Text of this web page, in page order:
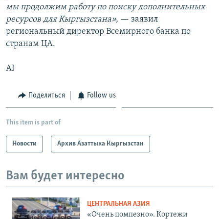
мы продолжим работу по поиску дополнительных
ресурсов для Кыргызстана», — заявил
региональный директор Всемирного банка по
странам ЦА.
AI
Поделиться Follow us
This item is part of
Новости Архив Азаттыка Кыргызстан
Вам будет интересно
ЦЕНТРАЛЬНАЯ АЗИЯ
«Очень помпезно». Кортежи